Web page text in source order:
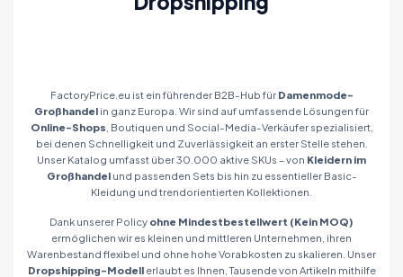
FactoryPrice.eu ist ein führender B2B-Hub für Damenmode-
Großhandel in ganz Europa. Wir sind auf umfassende Lösungen für
Online-Shops , Boutiquen und Social-Media-Verkäufer spezialisiert,
bei denen Schnelligkeit und Zuverlässigkeit an erster Stelle stehen.
Unser Katalog umfasst über 30.000 aktive SKUs – von Kleidern im
Großhandelund passenden Sets bis hin zu essentieller Basic-
Kleidung und trendorientierten Kollektionen.
Dank unserer Policy ohne Mindestbestellwert (Kein MOQ)
ermöglichen wir es kleinen und mittleren Unternehmen, ihren
Warenbestand flexibel und ohne hohe Vorabkosten zu skalieren. Unser
Dropshipping-Modellerlaubt es Ihnen, Tausende von Artikeln mithilfe